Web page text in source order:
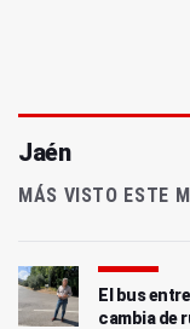
Jaén
MÁS VISTO ESTE
El bus
cambia de